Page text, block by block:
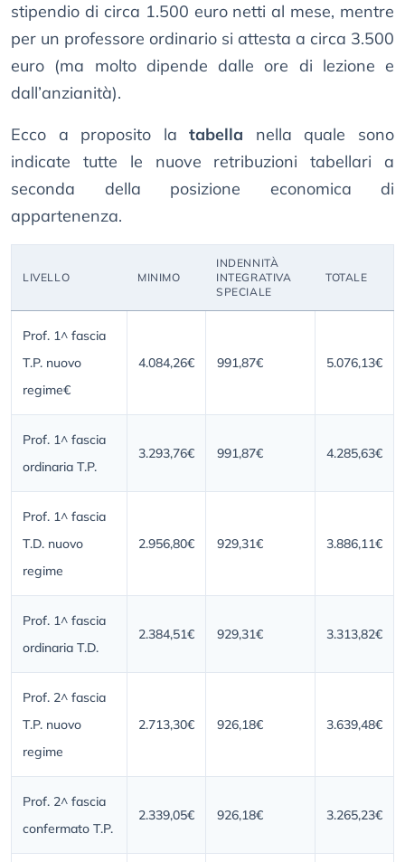
stipendio di circa 1.500 euro netti al mese, mentre
per un professore ordinario si attesta a circa 3.500
euro (ma molto dipende dalle ore di lezione e
dall’anzianità).
Ecco a proposito latabella nella quale sono
indicate tutte le nuove retribuzioni tabellari a
seconda della posizione economica di
appartenenza.
LIVELLO MINIMO
INDENNITÀ
INTEGRATIVA
SPECIALE
TOTALE
Prof. 1^ fascia
T.P. nuovo
regime€
4.084,26€ 991,87€ 5.076,13€
Prof. 1^ fascia
ordinaria T.P.
3.293,76€ 991,87€ 4.285,63€
Prof. 1^ fascia
T.D. nuovo
regime
2.956,80€ 929,31€ 3.886,11€
Prof. 1^ fascia
ordinaria T.D.
2.384,51€ 929,31€ 3.313,82€
Prof. 2^ fascia
T.P. nuovo
regime
2.713,30€ 926,18€ 3.639,48€
Prof. 2^ fascia
confermato T.P.
2.339,05€ 926,18€ 3.265,23€